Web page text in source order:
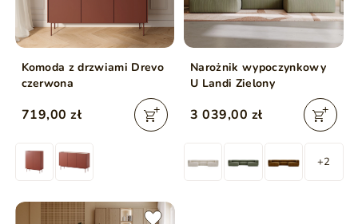
Komoda z drzwiami Drevo
czerwona
719,00 zł
Narożnik wypoczynkowy
U Landi Zielony
3 039,00 zł
+2